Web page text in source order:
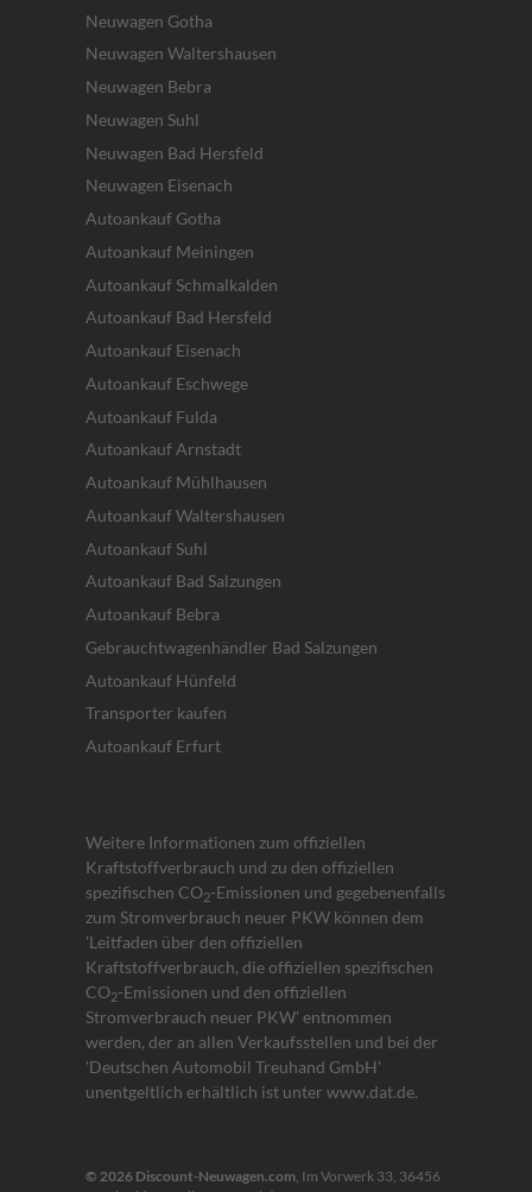
Neuwagen Gotha
Neuwagen Waltershausen
Neuwagen Bebra
Neuwagen Suhl
Neuwagen Bad Hersfeld
Neuwagen Eisenach
Autoankauf Gotha
Autoankauf Meiningen
Autoankauf Schmalkalden
Autoankauf Bad Hersfeld
Autoankauf Eisenach
Autoankauf Eschwege
Autoankauf Fulda
Autoankauf Arnstadt
Autoankauf Mühlhausen
Autoankauf Waltershausen
Autoankauf Suhl
Autoankauf Bad Salzungen
Autoankauf Bebra
Gebrauchtwagenhändler Bad Salzungen
Autoankauf Hünfeld
Transporter kaufen
Autoankauf Erfurt
Weitere Informationen zum offiziellen
Kraftstoffverbrauch und zu den offiziellen
spezifischen CO2-Emissionen und gegebenenfalls
zum Stromverbrauch neuer PKW können dem
'Leitfaden über den offiziellen
Kraftstoffverbrauch, die offiziellen spezifischen
CO2-Emissionen und den offiziellen
Stromverbrauch neuer PKW' entnommen
werden, der an allen Verkaufsstellen und bei der
'Deutschen Automobil Treuhand GmbH'
unentgeltlich erhältlich ist unter www.dat.de.
© 2026 Discount-Neuwagen.com, Im Vorwerk 33, 36456